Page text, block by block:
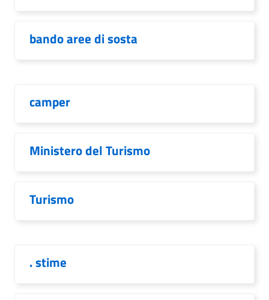
bando aree di sosta
camper
Ministero del Turismo
Turismo
. stime